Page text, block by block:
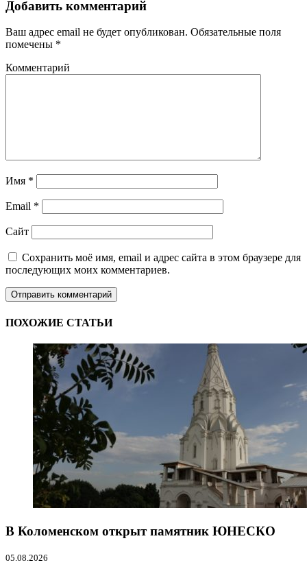
Добавить комментарий
Ваш адрес email не будет опубликован. Обязательные поля
помечены *
Комментарий
Имя *
Email *
Сайт
Сохранить моё имя, email и адрес сайта в этом браузере для
последующих моих комментариев.
ПОХОЖИЕ СТАТЬИ
В Коломенском открыт памятник ЮНЕСКО
05.08.2026